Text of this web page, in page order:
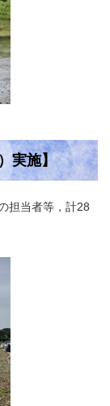
実施】
担当者等，計28